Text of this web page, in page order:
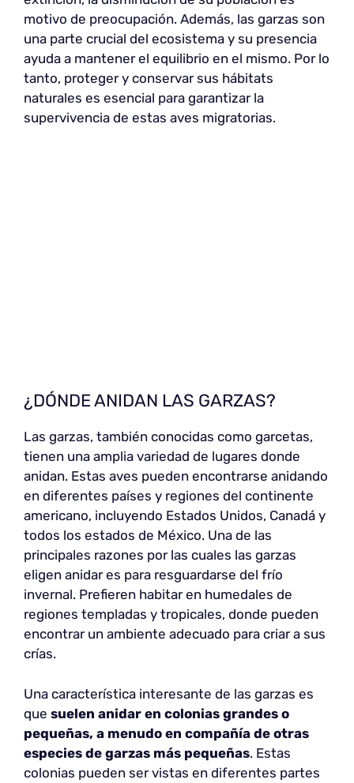
motivo de preocupación. Además, las garzas son
una parte crucial del ecosistema y su presencia
ayuda a mantener el equilibrio en el mismo. Por lo
tanto, proteger y conservar sus hábitats
naturales es esencial para garantizar la
supervivencia de estas aves migratorias.
¿DÓNDE ANIDAN LAS GARZAS?
Las garzas, también conocidas como garcetas,
tienen una amplia variedad de lugares donde
anidan. Estas aves pueden encontrarse anidando
en diferentes países y regiones del continente
americano, incluyendo Estados Unidos, Canadá y
todos los estados de México. Una de las
principales razones por las cuales las garzas
eligen anidar es para resguardarse del frío
invernal. Prefieren habitar en humedales de
regiones templadas y tropicales, donde pueden
encontrar un ambiente adecuado para criar a sus
crías.
Una característica interesante de las garzas es
que suelen anidar en colonias grandes o
pequeñas, a menudo en compañía de otras
especies de garzas más pequeñas. Estas
colonias pueden ser vistas en diferentes partes